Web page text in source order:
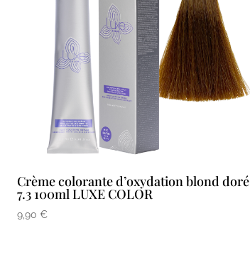
Crème colorante d’oxydation blond doré
7.3 100ml LUXE COLOR
9,90 €